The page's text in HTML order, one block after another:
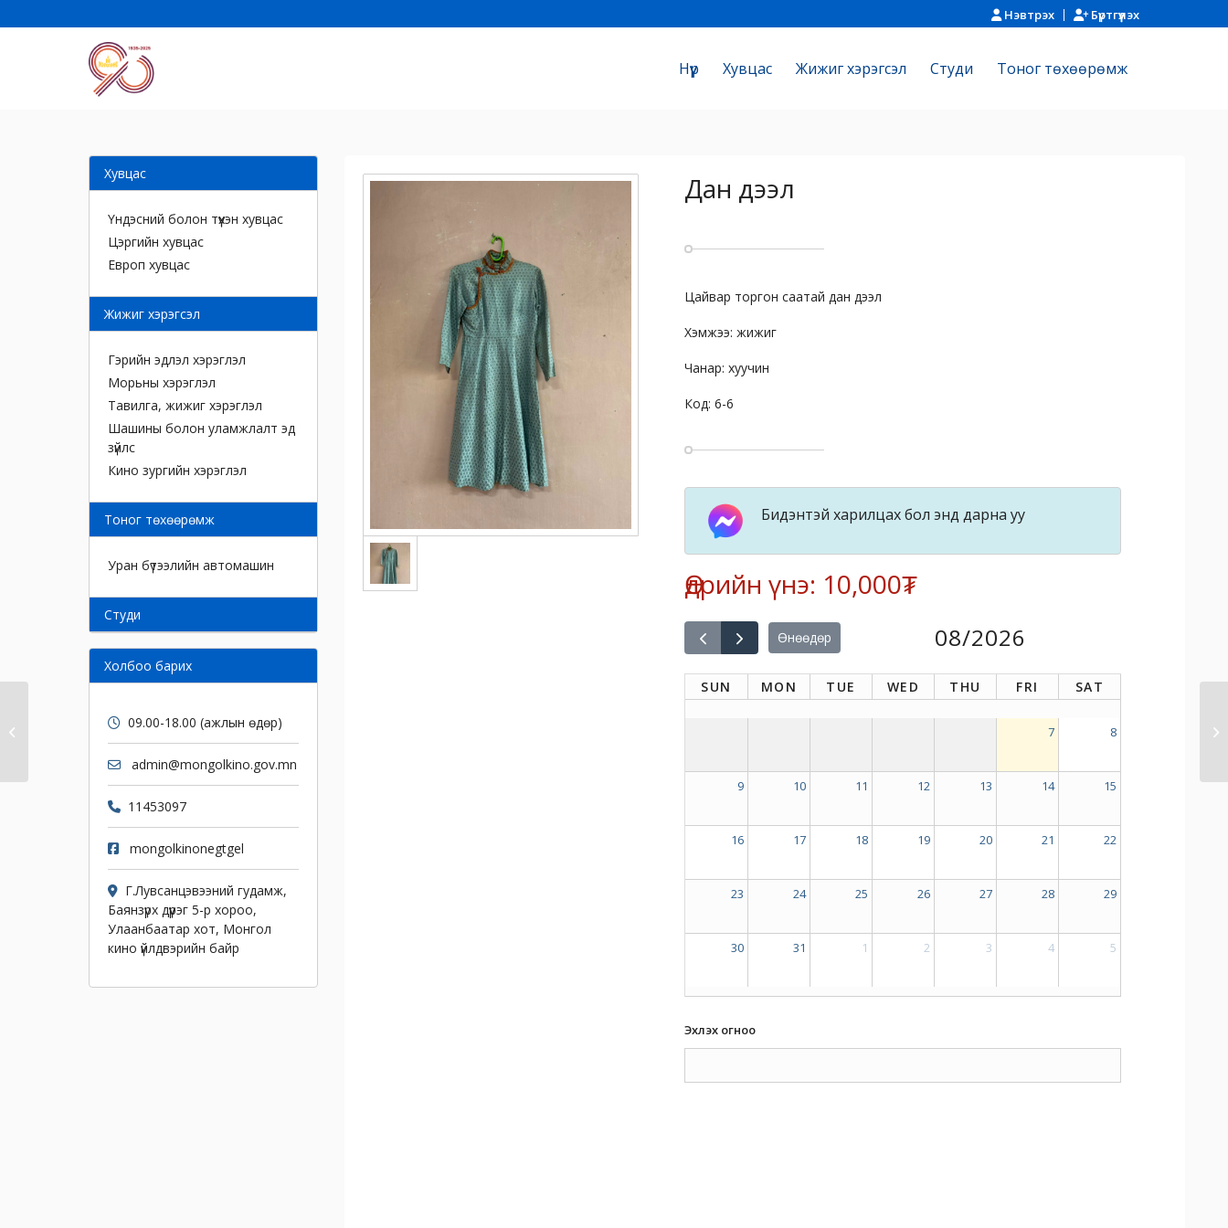
Нэвтрэх Бүртгүүлэх
Нүүр Хувцас Жижиг хэрэгсэл Cтуди Тоног төхөөрөмж
Дан дээл
Цайвар торгон саатай дан дээл
Хэмжээ: жижиг
Чанар: хуучин
Код: 6-6
Бидэнтэй харилцах бол энд дарна уу
Өдрийн үнэ: 10,000₮
Өнөөдөр 08/2026
SUN MON TUE WED THU FRI SAT
7 8
9 10 11 12 13 14 15
16 17 18 19 20 21 22
23 24 25 26 27 28 29
30 31 1 2 3 4 5
Эхлэх огноо
Хувцас
Үндэсний болон түүхэн хувцас
Цэргийн хувцас
Европ хувцас
Жижиг хэрэгсэл
Гэрийн эдлэл хэрэглэл
Морьны хэрэглэл
Тавилга, жижиг хэрэглэл
Шашины болон уламжлалт эд
зүйлс
Кино зургийн хэрэглэл
Тоног төхөөрөмж
Уран бүтээлийн автомашин
Cтуди
Холбоо барих
09.00-18.00 (ажлын өдөр)
admin@mongolkino.gov.mn
11453097
mongolkinonegtgel
Г.Лувсанцэвээний гудамж,
Баянзүрх дүүрэг 5-р хороо,
Улаанбаатар хот, Монгол
кино үйлдвэрийн байр